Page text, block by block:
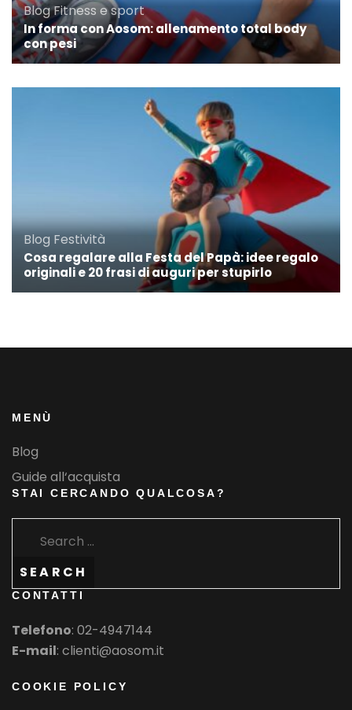
BlogFitness e sport
In forma con Aosom: allenamento total body
con pesi
Blog Festività
Cosa regalare alla Festa del Papà: idee regalo
originali e 20 frasi di auguri per stupirlo
MENÙ
Blog
Guide all‘acquista
STAI CERCANDO QUALCOSA?
SEARCH
CONTATTI
Telefono: 02-4947144
E-mail: clienti@aosom.it
COOKIE POLICY